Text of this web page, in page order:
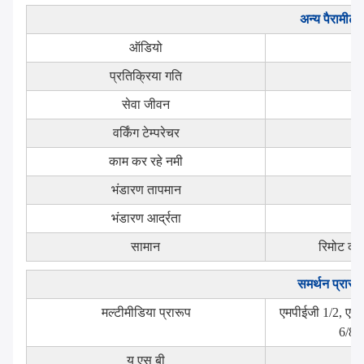
अन्य पैरामीटर
ऑडियो
प्रतिक्रिया गति
सेवा जीवन
वर्किंग टेम्परेचर
काम कर रहे नमी
भंडारण तापमान
भंडारण आर्द्रता
सामान रिमोट
समर्थन प्रारूप
मल्टीमीडिया प्रारूप
एमपीईजी 1/2,
6/8,
यु एस बी